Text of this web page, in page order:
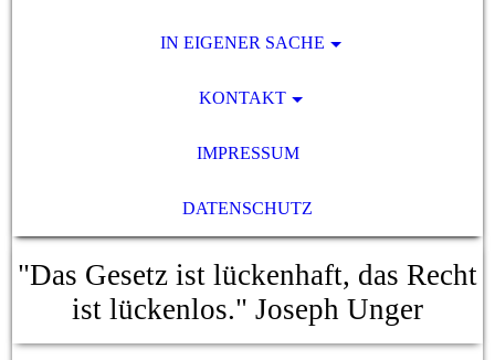
IN EIGENER SACHE
KONTAKT
IMPRESSUM
DATENSCHUTZ
"Das Gesetz ist lückenhaft, das Recht
ist lückenlos." Joseph Unger